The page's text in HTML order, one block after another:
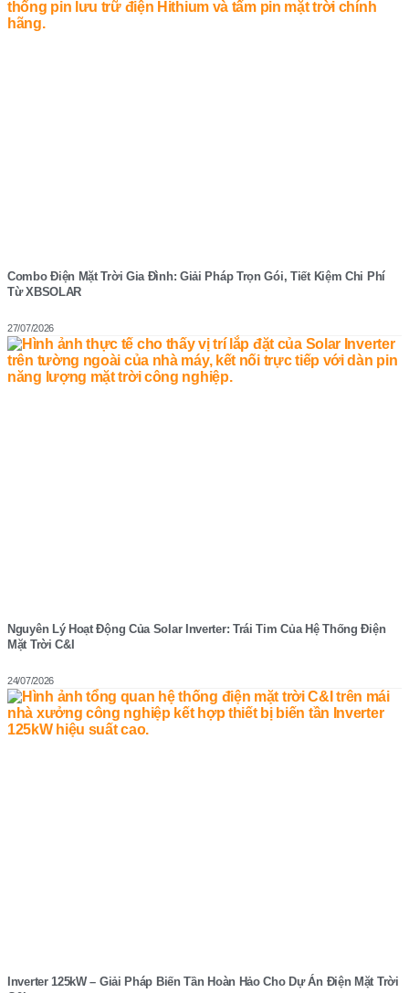
Combo Điện Mặt Trời Gia Đình: Giải Pháp Trọn Gói, Tiết Kiệm Chi Phí
Từ XBSOLAR
27/07/2026
Nguyên Lý Hoạt Động Của Solar Inverter: Trái Tim Của Hệ Thống Điện
Mặt Trời C&I
24/07/2026
Inverter 125kW – Giải Pháp Biến Tần Hoàn Hảo Cho Dự Án Điện Mặt Trời